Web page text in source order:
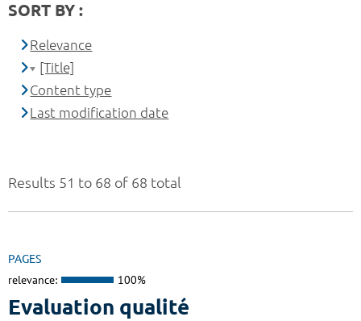
Results 51 to 68 of 68 total
PAGES
relevance: 100%
Evaluation qualité
SORT BY :
Relevance
[Title]
Content type
Last modification date